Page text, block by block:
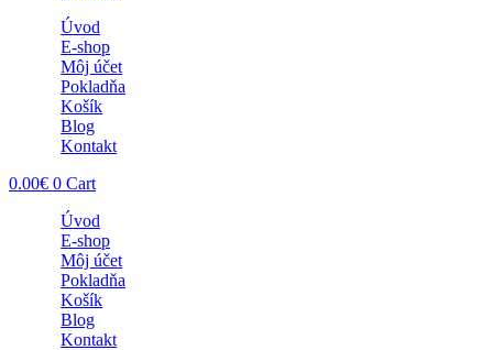
Úvod
E-shop
Môj účet
Pokladňa
Košík
Blog
Kontakt
0.00€ 0 Cart
Úvod
E-shop
Môj účet
Pokladňa
Košík
Blog
Kontakt